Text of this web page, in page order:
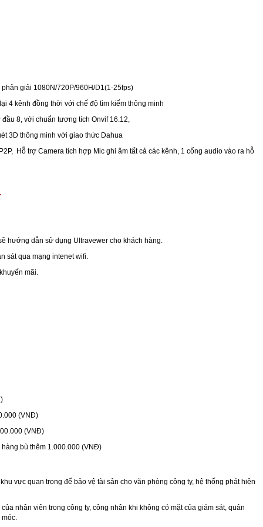
giải 1080N/720P/960H/D1(1-25fps)
4 kênh đồng thời với chế độ tìm kiếm thông minh
8, với chuẩn tương tích Onvif 16.12,
3D thông minh với giao thức Dahua
Hỗ trợ Camera tích hợp Mic ghi âm tất cả các kênh, 1 cổng audio vào ra hỗ
hướng dẫn sử dụng Ultravewer cho khách hàng.
sát qua mạng intenet wifi.
mãi.
(VNĐ)
(VNĐ)
bù thêm 1.000.000 (VNĐ)
vực quan trọng để bảo vệ tài sản cho văn phòng công ty, hệ thống phát hiện
nhân viên trong công ty, công nhân khi không có mặt của giám sát, quản